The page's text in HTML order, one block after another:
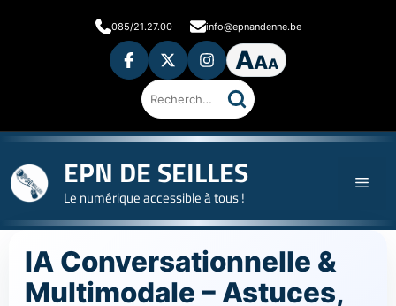
085/21.27.00 info@epnandenne.be
AAA
Ouvrir
les
Rechercher
sur
le
EPN DE SEILLES
Le numérique accessible à tous !
IA Conversationnelle &
Multimodale – Astuces,